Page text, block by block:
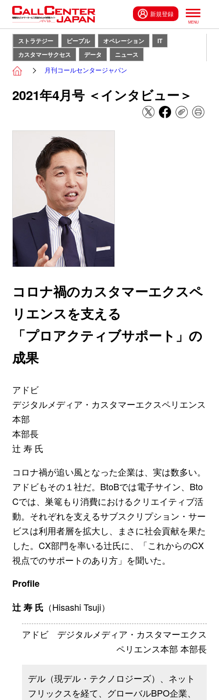
新規登録
ストラテジー ピープル オペレーション
IT
カスタマーサクセス
データ ニュース
月刊コールセンタージャパン
2021年4月号 ＜インタビュー＞
コロナ禍のカスタマーエクスペ
リエンスを支える
「プロアクティブサポート」の
成果
アドビ
デジタルメディア・カスタマーエクスペリエンス
本部
本部長
辻 寿 氏
コロナ禍が追い風となった企業は、実は数多い。
アドビもその１社だ。BtoBでは電子サイン、Bto
Cでは、巣篭もり消費におけるクリエイティブ活
動。それぞれを支えるサブスクリプション・サー
ビスは利用者層を拡大し、まさに社会貢献を果た
した。CX部門を率いる辻氏に、「これからのCX
視点でのサポートのあり方」を聞いた。
Profile
辻 寿 氏 （Hisashi Tsuji）
アドビ デジタルメディア・カスタマーエクス
ペリエンス本部 本部長
デル（現デル・テクノロジーズ）、ネット
フリックスを経て、グローバルBPO企業、